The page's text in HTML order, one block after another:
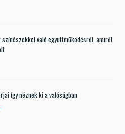
színészekkel való együttműködésről, amiről
így néznek ki a valóságban